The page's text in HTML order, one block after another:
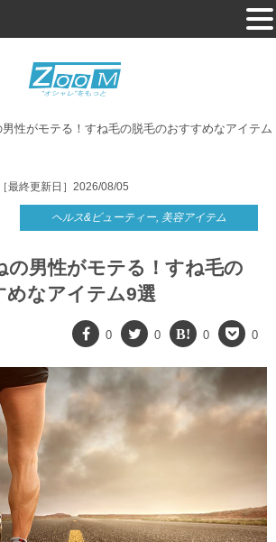
性がモテる！すね毛の脱毛のおすすめなアイテム
最終更新日］2026/08/05
ヘルス&ビューティー, 美容アイテム
の男性がモテる！すね毛の
めなアイテム9選
0 0 0 0